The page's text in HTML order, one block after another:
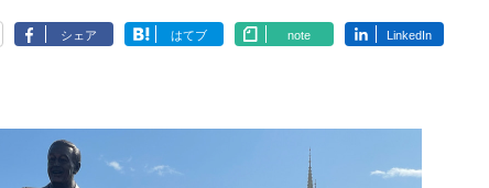
シェア はてブ note LinkedIn